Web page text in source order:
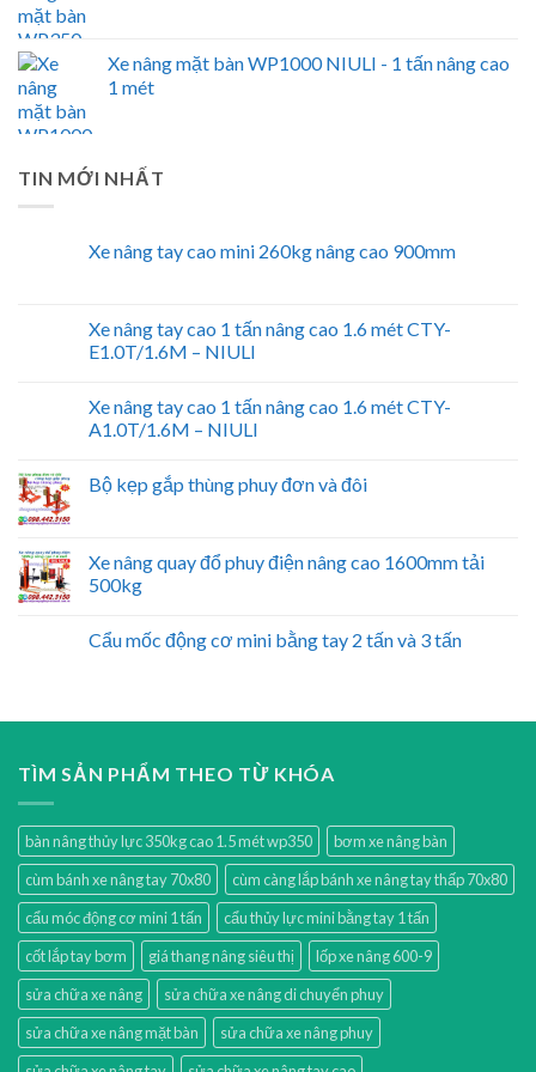
Xe nâng mặt bàn WP1000 NIULI - 1 tấn nâng cao
1 mét
TIN MỚI NHẤT
Xe nâng tay cao mini 260kg nâng cao 900mm
Xe nâng tay cao 1 tấn nâng cao 1.6 mét CTY-
E1.0T/1.6M – NIULI
Xe nâng tay cao 1 tấn nâng cao 1.6 mét CTY-
A1.0T/1.6M – NIULI
Bộ kẹp gắp thùng phuy đơn và đôi
Xe nâng quay đổ phuy điện nâng cao 1600mm tải
500kg
Cẩu mốc động cơ mini bằng tay 2 tấn và 3 tấn
TÌM SẢN PHẨM THEO TỪ KHÓA
bàn nâng thủy lực 350kg cao 1.5 mét wp350
bơm xe nâng bàn
cùm bánh xe nâng tay 70x80
cùm càng lắp bánh xe nâng tay thấp 70x80
cẩu móc động cơ mini 1 tấn
cẩu thủy lực mini bằng tay 1 tấn
cốt lắp tay bơm
giá thang nâng siêu thị
lốp xe nâng 600-9
sửa chữa xe nâng
sửa chữa xe nâng di chuyển phuy
sửa chữa xe nâng mặt bàn
sửa chữa xe nâng phuy